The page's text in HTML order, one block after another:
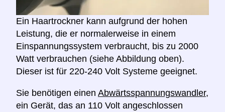
Ein Haartrockner kann aufgrund der hohen
Leistung, die er normalerweise in einem
Einspannungssystem verbraucht, bis zu 2000
Watt verbrauchen (siehe Abbildung oben).
Dieser ist für 220-240 Volt Systeme geeignet.
Sie benötigen einen Abwärtsspannungswandler,
ein Gerät, das an 110 Volt angeschlossen